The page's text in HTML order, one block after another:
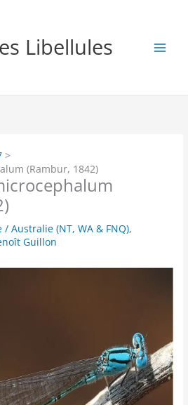
Libellules
(Rambur, 1842)
/Australie (NT, WA & FNQ),
Guillon